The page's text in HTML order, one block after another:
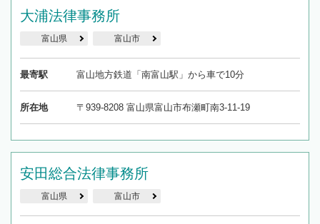
大浦法律事務所
富山県 富山市
最寄駅 富山地方鉄道「南富山駅」から車で10分
所在地 〒939-8208 富山県富山市布瀬町南3-11-19
安田総合法律事務所
富山県 富山市